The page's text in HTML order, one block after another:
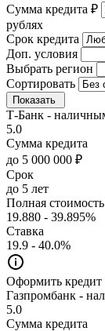
Сумма кредита ₽
рублях
Срок кредита
Доп. условия
Выбрать регион
Сортировать
Показать
Т-Банк -
5.0
Сумма кредита
до 5 000 000 ₽
Срок
до 5 лет
Полная
19.880 - 39.895%
Ставка
19.9 - 40.0%
Оформить кредит
Газпромбанк -
5.0
Сумма кредита